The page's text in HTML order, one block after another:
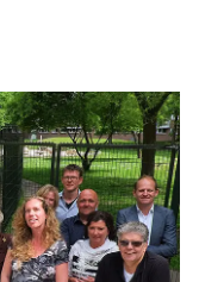
Beton Speelbuurt in